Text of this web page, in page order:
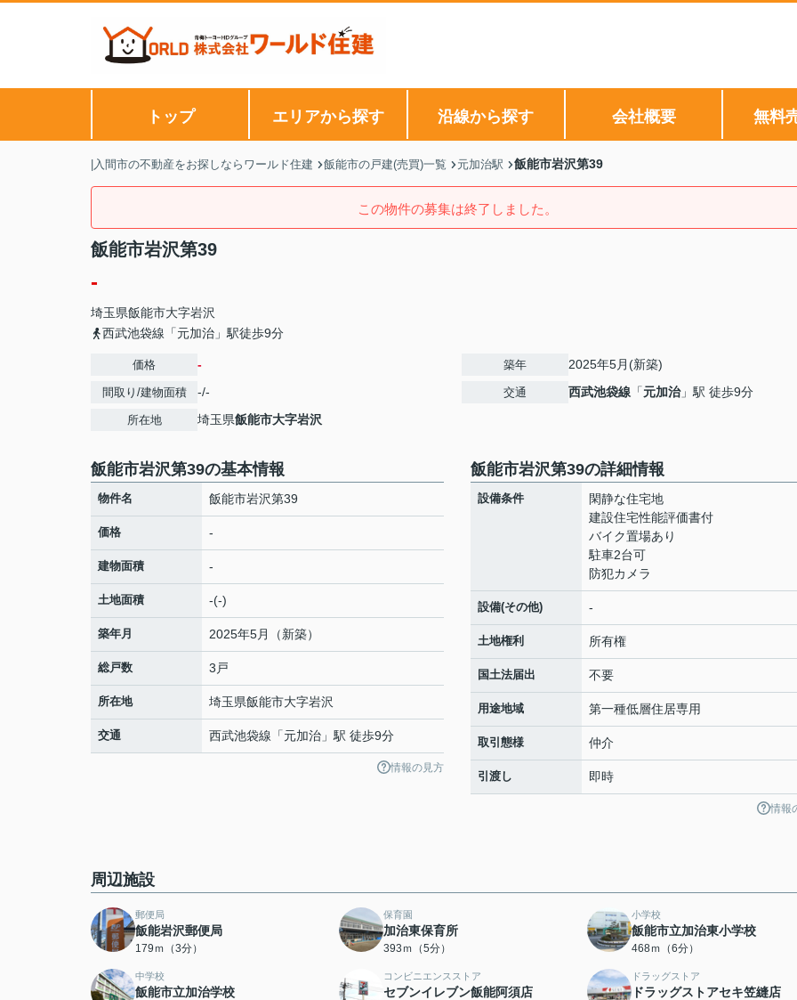
トップ エリアから探す 沿線から探す 会社概要 無料
|入間市の不動産をお探しならワールド住建 飯能市の戸建(売買)一覧 元加治駅 飯能市岩沢第39
この物件の募集は終了しました。
飯能市岩沢第39
-
埼玉県飯能市大字岩沢
西武池袋線「元加治」駅徒歩9分
価格 -
間取り/建物面積 -/-
所在地 埼玉県飯能市大字岩沢
築年 2025年5月(新築)
交通 西武池袋線 「元加治」駅 徒歩9分
飯能市岩沢第39の基本情報
物件名 飯能市岩沢第39
価格 -
建物面積 -
土地面積 -(-)
築年月 2025年5月（新築）
総戸数 3戸
所在地 埼玉県飯能市大字岩沢
交通 西武池袋線 「元加治 」駅 徒歩9分
情報の見方
飯能市岩沢第39の詳細情報
設備条件
閑静な住宅地
建設住宅性能評価書付
バイク置場あり
駐車2台可
防犯カメラ
設備(その他) -
土地権利 所有権
国土法届出 不要
用途地域 第一種低層住居専用
取引態様 仲介
引渡し 即時
情報
周辺施設
郵便局
飯能岩沢郵便局
179ｍ（3分）
保育園
加治東保育所
393ｍ（5分）
小学校
飯能市立加治東小学校
468ｍ（6分）
中学校
飯能市立加治学校
コンビニエンスストア
セブンイレブン飯能阿須店
ドラッグストア
ドラッグストアセキ笠縫店